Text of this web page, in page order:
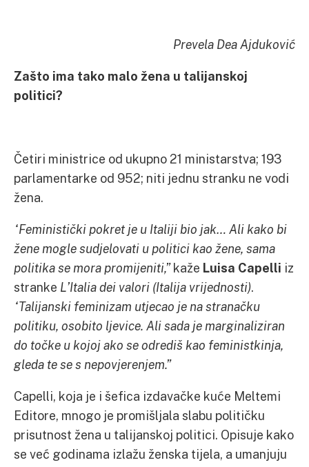
Prevela Dea Ajduković
Zašto ima tako malo žena u talijanskoj
politici?
Četiri ministrice od ukupno 21 ministarstva; 193
parlamentarke od 952; niti jednu stranku ne vodi
žena.
“Feministički pokret je u Italiji bio jak… Ali kako bi
žene mogle sudjelovati u politici kao žene, sama
politika se mora promijeniti,”kaže Luisa Capelli iz
stranke L’Italia dei valori (Italija vrijednosti).
“Talijanski feminizam utjecao je na stranačku
politiku, osobito ljevice. Ali sada je marginaliziran
do točke u kojoj ako se odrediš kao feministkinja,
gleda te se s nepovjerenjem.”
Capelli, koja je i šefica izdavačke kuće Meltemi
Editore, mnogo je promišljala slabu političku
prisutnost žena u talijanskoj politici. Opisuje kako
se već godinama izlažu ženska tijela, a umanjuju